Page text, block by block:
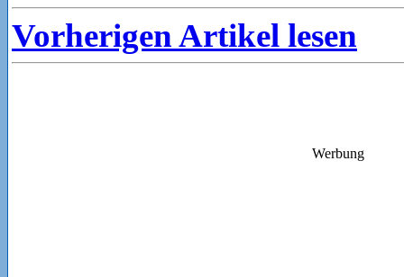
Vorherigen Artikel lesen
Werbung